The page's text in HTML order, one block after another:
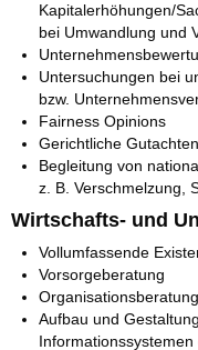
Kapitalerhöhungen/
bei Umwandlung und
Untersuchungen bei
bzw.
Fairness Opinions
Gerichtliche Gutachten
Begleitung von
z. B. Verschmelzung,
Wirtschafts- und
Vollumfassende
Vorsorgeberatung
Organisationsberatung
Aufbau und